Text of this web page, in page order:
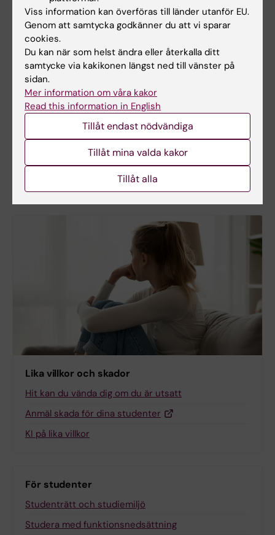
Rapportera händelser
Medarbetare: Rapportera incidenter
Student: Rapportera incidenter
Lika villkor och skador
Hit kan du vända dig om du är utsatt
Anmäl skada för dina studenter
KI på lika villkor
För studenter
Studenträtt och studiemiljö
Studera med funktionsnedsättning
Viss information kan överföras till länder utanför EU.
Genom att samtycka godkänner du att vi sparar
cookies.
Du kan när som helst ändra eller återkalla ditt
samtycke via kakikonen längst ned till vänster på
sidan.
Mer information om våra kakor
Read this information in English
Tillåt endast nödvändiga
Tillåt mina valda kakor
Tillåt alla